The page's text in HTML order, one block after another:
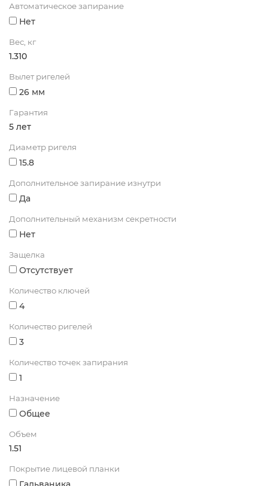
Автоматическое запирание
Нет
Вес, кг
1.310
Вылет ригелей
26 мм
Гарантия
5 лет
Диаметр ригеля
15.8
Дополнительное запирание изнутри
Да
Дополнительный механизм секретности
Нет
Защелка
Отсутствует
Количество ключей
4
Количество ригелей
3
Количество точек запирания
1
Назначение
Общее
Объем
1.51
Покрытие лицевой планки